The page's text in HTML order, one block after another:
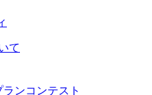
て
ンコンテスト